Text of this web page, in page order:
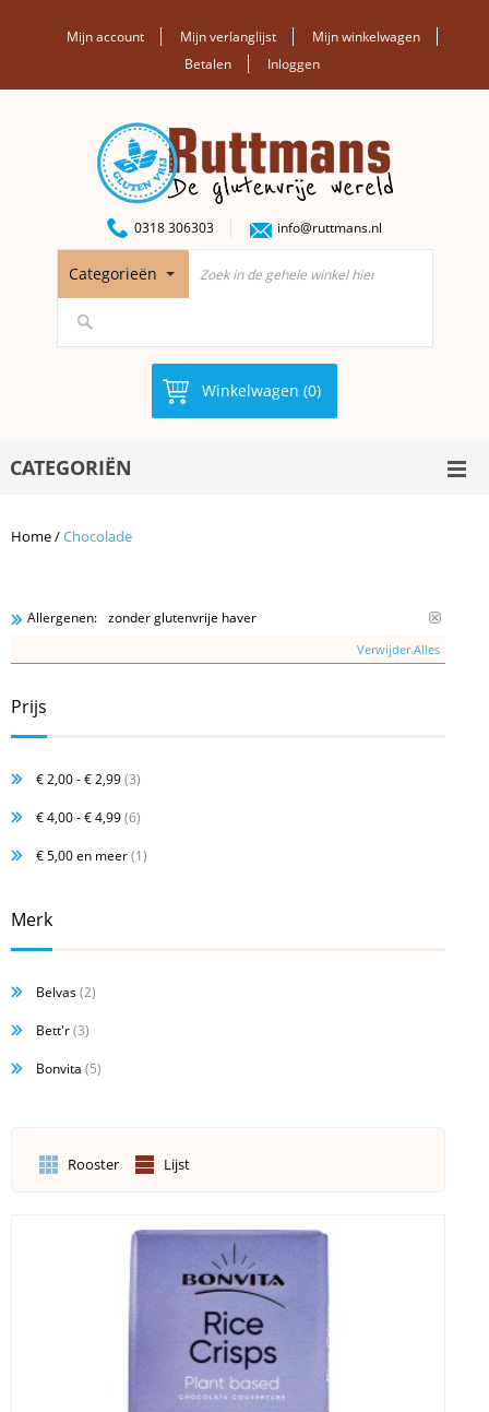
Mijn account Mijn verlanglijst
Mijn winkelwagen
Betalen
Inloggen
0318 306303 info@ruttmans.nl
Categorieën
Winkelwagen (0)
CATEGORIËN
Home/Chocolade
Allergenen: zonder glutenvrije haver
Verwijder Alles
Prijs
€ 2,00-€ 2,99(3)
€ 4,00-€ 4,99(6)
€ 5,00en meer(1)
Merk
Belvas(2)
Bett'r(3)
Bonvita (5)
Rooster Lijst